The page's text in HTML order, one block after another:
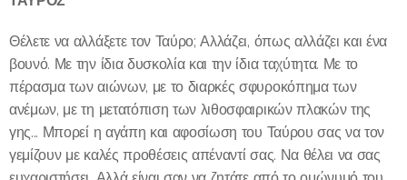
Θέλετε να αλλάξετε τον Ταύρο; Αλλάζει, όπως αλλάζει και ένα
βουνό. Με την ίδια δυσκολία και την ίδια ταχύτητα. Με το
πέρασμα των αιώνων, με το διαρκές σφυροκόπημα των
ανέμων, με τη μετατόπιση των λιθοσφαιρικών πλακών της
γης... Μπορεί η αγάπη και αφοσίωση του Ταύρου σας να τον
γεμίζουν με καλές προθέσεις απέναντί σας. Να θέλει να σας